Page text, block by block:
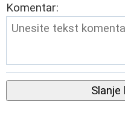
Komentar: